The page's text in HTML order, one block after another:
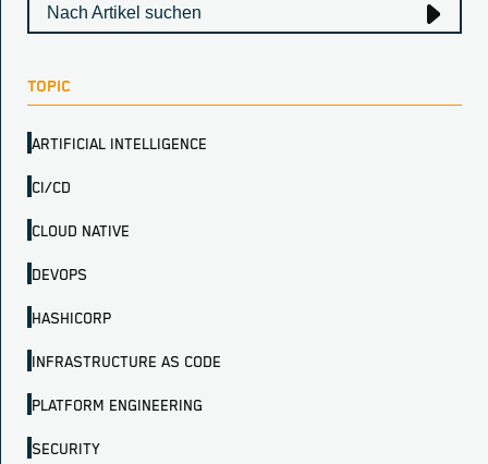
TOPIC
ARTIFICIAL INTELLIGENCE
CI/CD
CLOUD NATIVE
DEVOPS
HASHICORP
INFRASTRUCTURE AS CODE
PLATFORM ENGINEERING
SECURITY